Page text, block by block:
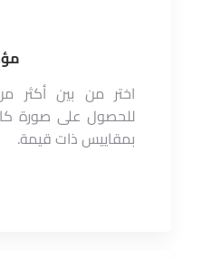
للحصول على صورة
بمقاييس ذات قيمة.